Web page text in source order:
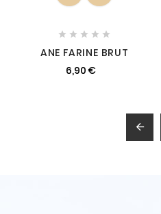
    
ANE FARINE BRUT
6,90 €
